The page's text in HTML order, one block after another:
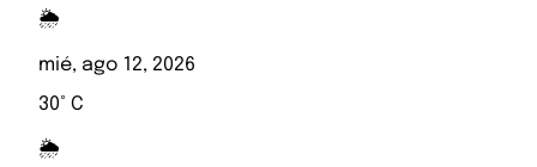
🌦️
mié, ago 12, 2026
30° C
🌦️